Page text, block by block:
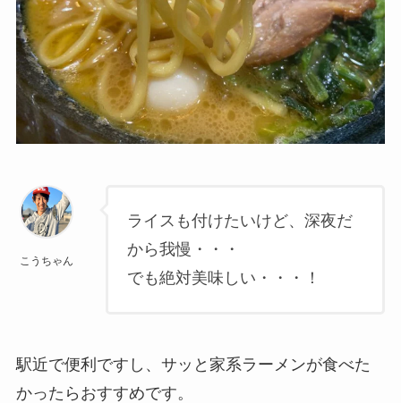
こうちゃん
ライスも付けたいけど、深夜だ
から我慢・・・
でも絶対美味しい・・・！
駅近で便利ですし、サッと家系ラーメンが食べた
かったらおすすめです。